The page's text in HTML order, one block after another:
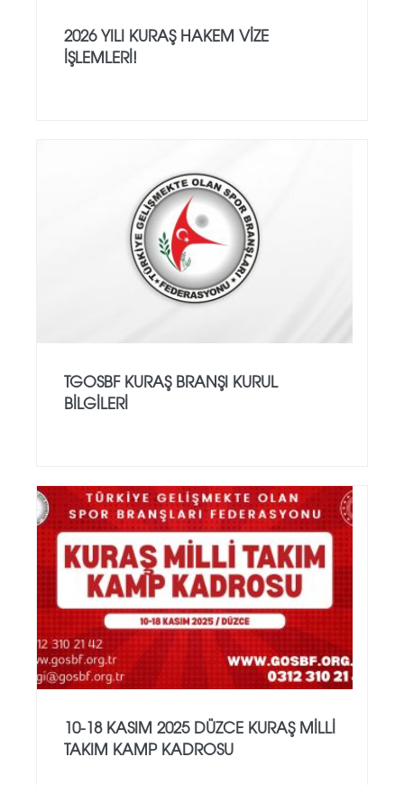
2026 YILI KURAŞ HAKEM VİZE
İŞLEMLERİ!
TGOSBF KURAŞ BRANŞI KURUL
BİLGİLERİ
10-18 KASIM 2025 DÜZCE KURAŞ MİLLİ
TAKIM KAMP KADROSU